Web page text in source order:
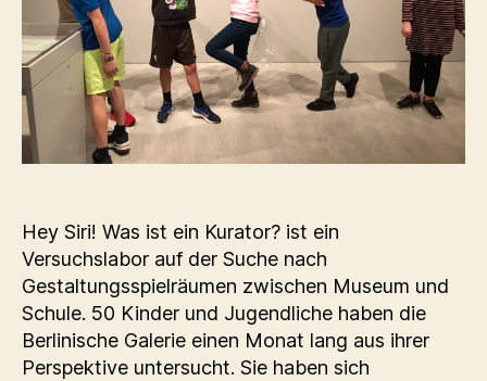
Hey Siri! Was ist ein Kurator? ist ein
Versuchslabor auf der Suche nach
Gestaltungsspielräumen zwischen Museum und
Schule. 50 Kinder und Jugendliche haben die
Berlinische Galerie einen Monat lang aus ihrer
Perspektive untersucht. Sie haben sich